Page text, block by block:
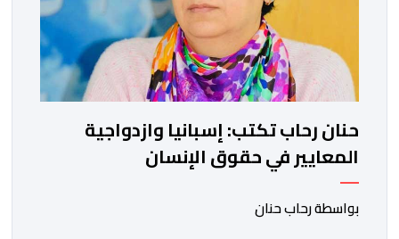
حنان رحاب تكتب: إسبانيا وازدواجية
المعايير في حقوق الإنسان
بواسطة رحاب حنان